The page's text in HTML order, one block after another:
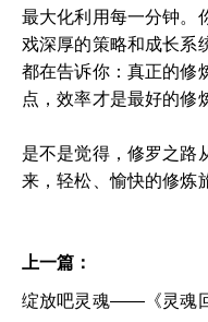
最大化利用每一分钟。
戏深厚的策略和成长系
都在告诉你：真正的修
点，效率才是最好的修
是不是觉得，修罗之路
来，轻松、愉快的修炼
上一篇：
绽放吧灵魂——《灵魂